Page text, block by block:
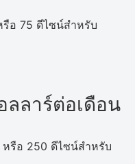
อ 75 ดีไซน์สำหรับ
ลลาร์ต่อเดือน
หรือ 250 ดีไซน์สำหรับ